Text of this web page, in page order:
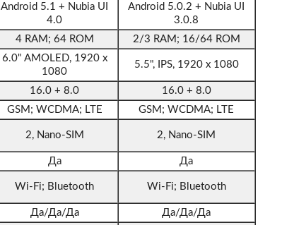
Android 5.1 + Nubia UI
4.0
Android 5.0.2 + Nubia UI
3.0.8
4 RAM; 64 ROM 2/3 RAM; 16/64 ROM
6.0" AMOLED, 1920 x
1080
5.5", IPS, 1920 x 1080
16.0 + 8.0
16.0 + 8.0
GSM; WCDMA; LTE
GSM; WCDMA; LTE
2, Nano-SIM 2, Nano-SIM
Да
Да
Wi-Fi; Bluetooth Wi-Fi; Bluetooth
Да/Да/Да
Да/Да/Да